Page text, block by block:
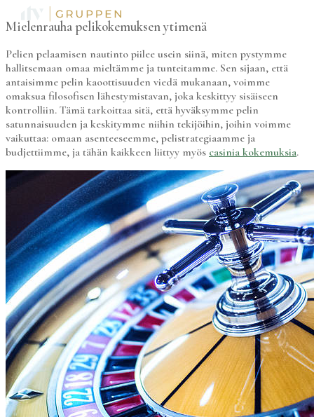
Mielenrauha pelikokemuksen ytimenä
Pelien pelaamisen nautinto piilee usein siinä, miten pystymme
hallitsemaan omaa mieltämme ja tunteitamme. Sen sijaan, että
antaisimme pelin kaoottisuuden viedä mukanaan, voimme
omaksua filosofisen lähestymistavan, joka keskittyy sisäiseen
kontrolliin. Tämä tarkoittaa sitä, että hyväksymme pelin
satunnaisuuden ja keskitymme niihin tekijöihin, joihin voimme
vaikuttaa: omaan asenteeseemme, pelistrategiaamme ja
budjettiimme, ja tähän kaikkeen liittyy myös casinia kokemuksia.